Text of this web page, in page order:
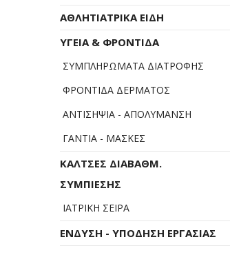
ΑΘΛΗΤΙΑΤΡΙΚΑ ΕΙΔΗ
ΥΓΕΙΑ & ΦΡΟΝΤΙΔΑ
ΣΥΜΠΛΗΡΩΜΑΤΑ ΔΙΑΤΡΟΦΗΣ
ΦΡΟΝΤΙΔΑ ΔΕΡΜΑΤΟΣ
ΑΝΤΙΣΗΨΙΑ - ΑΠΟΛΥΜΑΝΣΗ
ΓΑΝΤΙΑ - ΜΑΣΚΕΣ
ΚΑΛΤΣΕΣ ΔΙΑΒΑΘΜ.
ΣΥΜΠΙΕΣΗΣ
ΙΑΤΡΙΚΗ ΣΕΙΡΑ
ΕΝΔΥΣΗ - ΥΠΟΔΗΣΗ ΕΡΓΑΣΙΑΣ